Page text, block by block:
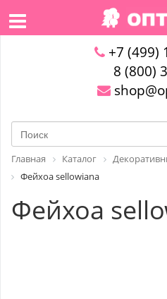
+7 (499)
8 (800)
Главная Каталог
Фейхоа sellowiana
Фейхоа